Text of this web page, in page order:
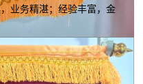
业务精湛；经验丰富，金